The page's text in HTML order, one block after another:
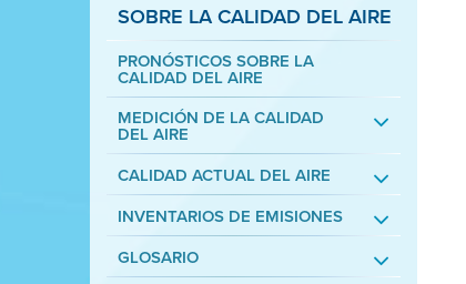
SOBRE LA CALIDAD DEL AIRE
PRONÓSTICOS SOBRE LA
CALIDAD DEL AIRE
MEDICIÓN DE LA CALIDAD
DEL AIRE
CALIDAD ACTUAL DEL AIRE
INVENTARIOS DE EMISIONES
GLOSARIO